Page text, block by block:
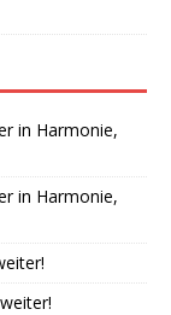
in Harmonie,
in Harmonie,